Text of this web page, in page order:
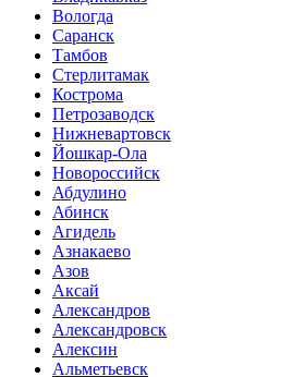
Вологда
Саранск
Тамбов
Стерлитамак
Кострома
Петрозаводск
Нижневартовск
Йошкар-Ола
Новороссийск
Абдулино
Абинск
Агидель
Азнакаево
Азов
Аксай
Александров
Александровск
Алексин
Альметьевск